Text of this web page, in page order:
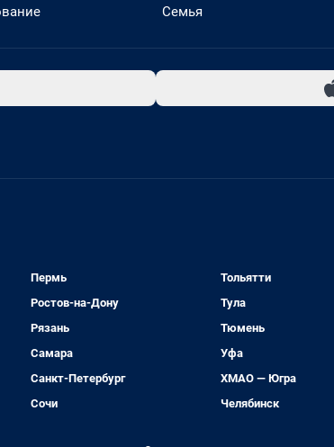
Семья
Пермь
Ростов-на-Дону
Рязань
Самара
Санкт-Петербург
Сочи
Тольятти
Тула
Тюмень
Уфа
ХМАО — Югра
Челябинск